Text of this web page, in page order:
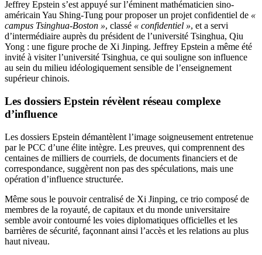
Jeffrey Epstein s’est appuyé sur l’éminent mathématicien sino-
américain Yau Shing-Tung pour proposer un projet confidentiel de «
campus Tsinghua-Boston », classé « confidentiel », et a servi
d’intermédiaire auprès du président de l’université Tsinghua, Qiu
Yong : une figure proche de Xi Jinping. Jeffrey Epstein a même été
invité à visiter l’université Tsinghua, ce qui souligne son influence
au sein du milieu idéologiquement sensible de l’enseignement
supérieur chinois.
Les dossiers Epstein révèlent réseau complexe
d’influence
Les dossiers Epstein démantèlent l’image soigneusement entretenue
par le PCC d’une élite intègre. Les preuves, qui comprennent des
centaines de milliers de courriels, de documents financiers et de
correspondance, suggèrent non pas des spéculations, mais une
opération d’influence structurée.
Même sous le pouvoir centralisé de Xi Jinping, ce trio composé de
membres de la royauté, de capitaux et du monde universitaire
semble avoir contourné les voies diplomatiques officielles et les
barrières de sécurité, façonnant ainsi l’accès et les relations au plus
haut niveau.